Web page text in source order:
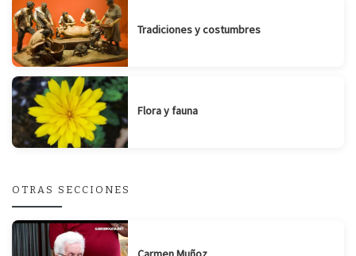
Tradiciones y costumbres
Flora y fauna
OTRAS SECCIONES